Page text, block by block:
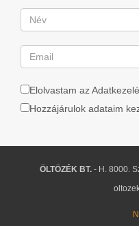
Elolvastam az
Hozzájárulok adataim
ÖLTÖZÉK BT. - H. 8000.